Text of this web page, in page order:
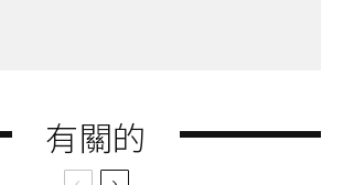
有關的